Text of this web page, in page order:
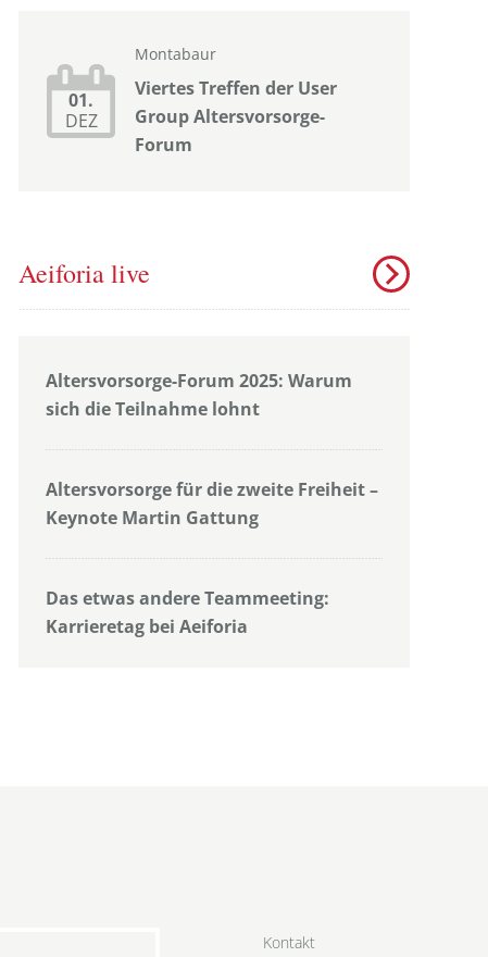
01.
DEZ
Montabaur
Viertes Treffen der User
Group Altersvorsorge-
Forum
Aeiforia live
Altersvorsorge-Forum 2025: Warum
sich die Teilnahme lohnt
Altersvorsorge für die zweite Freiheit –
Keynote Martin Gattung
Das etwas andere Teammeeting:
Karrieretag bei Aeiforia
Kontakt